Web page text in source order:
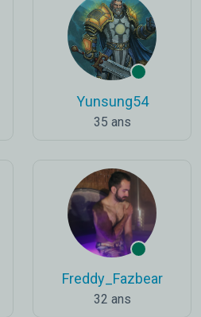
Yunsung54
35 ans
Freddy_Fazbear
32 ans